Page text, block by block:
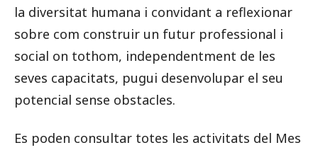
la diversitat humana i convidant a reflexionar
sobre com construir un futur professional i
social on tothom, independentment de les
seves capacitats, pugui desenvolupar el seu
potencial sense obstacles.
Es poden consultar totes les activitats del Mes